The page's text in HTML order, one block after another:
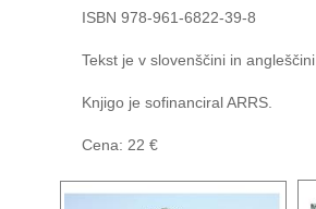
ISBN 978-961-6822-39-8
Tekst je v slovenščini in angleščini
Knjigo je sofinanciral ARRS.
Cena: 22 €